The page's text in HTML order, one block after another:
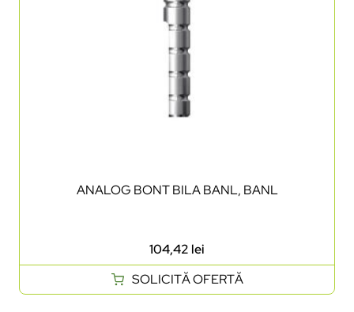
ANALOG BONT BILA BANL, BANL
104,42 lei
SOLICITĂ OFERTĂ